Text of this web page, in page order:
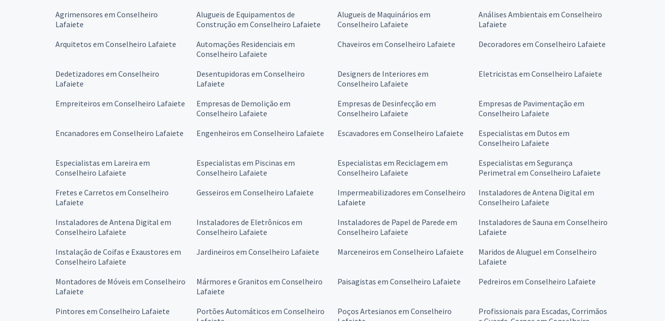
Agrimensores em Conselheiro
Lafaiete
Alugueis de Equipamentos de
Construção em Conselheiro Lafaiete
Alugueis de Maquinários em
Conselheiro Lafaiete
Análises Ambientais em Conselheiro
Lafaiete
Arquitetos em Conselheiro Lafaiete
Automações Residenciais em
Conselheiro Lafaiete
Chaveiros em Conselheiro Lafaiete Decoradores em Conselheiro Lafaiete
Dedetizadores em Conselheiro
Lafaiete
Desentupidoras em Conselheiro
Lafaiete
Designers de Interiores em
Conselheiro Lafaiete
Eletricistas em Conselheiro Lafaiete
Empreiteiros em Conselheiro Lafaiete
Empresas de Demolição em
Conselheiro Lafaiete
Empresas de Desinfecção em
Conselheiro Lafaiete
Empresas de Pavimentação em
Conselheiro Lafaiete
Encanadores em Conselheiro Lafaiete
Engenheiros em Conselheiro Lafaiete Escavadores em Conselheiro Lafaiete
Especialistas em Dutos em
Conselheiro Lafaiete
Especialistas em Lareira em
Conselheiro Lafaiete
Especialistas em Piscinas em
Conselheiro Lafaiete
Especialistas em Reciclagem em
Conselheiro Lafaiete
Especialistas em Segurança
Perimetral em Conselheiro Lafaiete
Fretes e Carretos em Conselheiro
Lafaiete
Gesseiros em Conselheiro Lafaiete
Impermeabilizadores em Conselheiro
Lafaiete
Instaladores de Antena Digital em
Conselheiro Lafaiete
Instaladores de Antena Digital em
Conselheiro Lafaiete
Instaladores de Eletrônicos em
Conselheiro Lafaiete
Instaladores de Papel de Parede em
Conselheiro Lafaiete
Instaladores de Sauna em Conselheiro
Lafaiete
Instalação de Coifas e Exaustores em
Conselheiro Lafaiete
Jardineiros em Conselheiro Lafaiete Marceneiros em Conselheiro Lafaiete
Maridos de Aluguel em Conselheiro
Lafaiete
Montadores de Móveis em Conselheiro
Lafaiete
Mármores e Granitos em Conselheiro
Lafaiete
Paisagistas em Conselheiro Lafaiete Pedreiros em Conselheiro Lafaiete
Pintores em Conselheiro Lafaiete
Portões Automáticos em Conselheiro
Poços Artesianos em Conselheiro
Profissionais para Escadas, Corrimãos